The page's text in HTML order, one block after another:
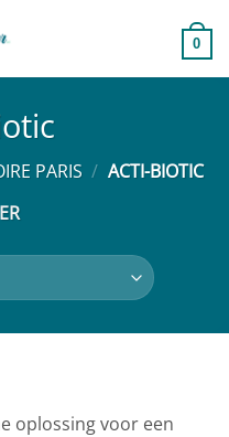
0
PARIS / ACTI-BIOTIC
oplossing voor een